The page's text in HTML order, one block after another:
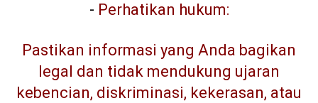
- Perhatikan hukum:
Pastikan informasi yang Anda bagikan
legal dan tidak mendukung ujaran
kebencian, diskriminasi, kekerasan, atau